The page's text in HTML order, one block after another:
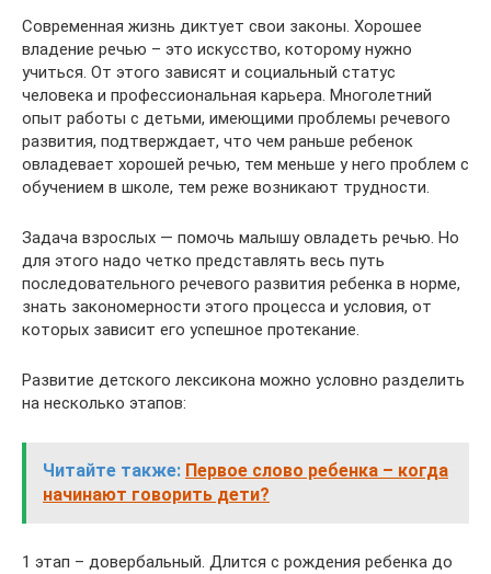
Современная жизнь диктует свои законы. Хорошее
владение речью – это искусство, которому нужно
учиться. От этого зависят и социальный статус
человека и профессиональная карьера. Многолетний
опыт работы с детьми, имеющими проблемы речевого
развития, подтверждает, что чем раньше ребенок
овладевает хорошей речью, тем меньше у него проблем с
обучением в школе, тем реже возникают трудности.
Задача взрослых — помочь малышу овладеть речью. Но
для этого надо четко представлять весь путь
последовательного речевого развития ребенка в норме,
знать закономерности этого процесса и условия, от
которых зависит его успешное протекание.
Развитие детского лексикона можно условно разделить
на несколько этапов:
Читайте также: Первое слово ребенка – когда
начинают говорить дети?
1 этап – довербальный. Длится с рождения ребенка до